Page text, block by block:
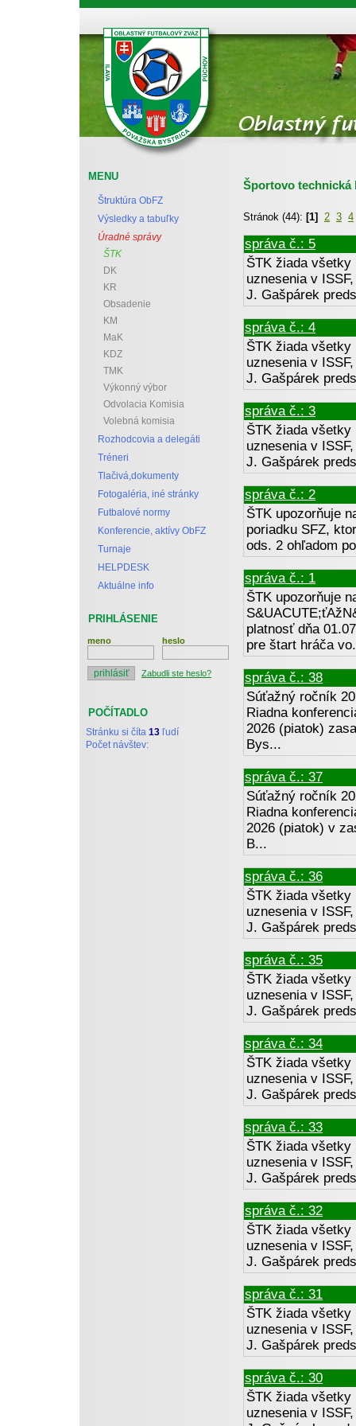
MENU
Štruktúra ObFZ
Výsledky a tabuľky
Úradné správy
ŠTK
DK
KR
Obsadenie
KM
MaK
KDZ
TMK
Výkonný výbor
Odvolacia Komisia
Volebná komisia
Rozhodcovia a delegáti
Tréneri
Tlačivá,dokumenty
Fotogaléria, iné stránky
Futbalové normy
Konferencie, aktívy ObFZ
Turnaje
HELPDESK
Aktuálne info
PRIHLÁSENIE
meno heslo
Zabudli ste heslo?
POČÍTADLO
Stránku si číta 13 ľudí
Počet návštev:
Športovo technická
Stránok (44): [1] 2 3 4
správa č.: 5
ŠTK žiada všetky
uznesenia v
J. Gašpárek
správa č.: 4
ŠTK žiada všetky
uznesenia v
J. Gašpárek
správa č.: 3
ŠTK žiada všetky
uznesenia v
J. Gašpárek
správa č.: 2
ŠTK upozorňuje
poriadku SFZ,
ods. 2 ohľadom
správa č.: 1
ŠTK upozorňuje
platnosť dňa
pre štart hráča
správa č.: 38
Súťažný ročník
Riadna
2026 (piatok)
Bys...
správa č.: 37
Súťažný ročník
Riadna
2026 (piatok) v
B...
správa č.: 36
ŠTK žiada všetky
uznesenia v
J. Gašpárek
správa č.: 35
ŠTK žiada všetky
uznesenia v
J. Gašpárek
správa č.: 34
ŠTK žiada všetky
uznesenia v
J. Gašpárek
správa č.: 33
ŠTK žiada všetky
uznesenia v
J. Gašpárek
správa č.: 32
ŠTK žiada všetky
uznesenia v
J. Gašpárek
správa č.: 31
ŠTK žiada všetky
uznesenia v
J. Gašpárek
správa č.: 30
ŠTK žiada všetky
uznesenia v